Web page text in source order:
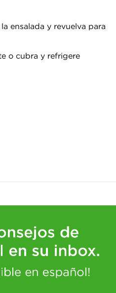
ensalada y revuelva para
o cubra y refrigere